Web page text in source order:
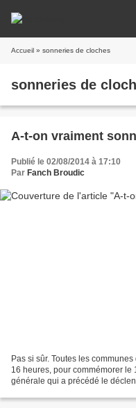
Accueil » sonneries de cloches
sonneries de
A-t-on vraiment
Publié le 02/08/2014 à 17:10
Par Fanch Broudic
Pas si sûr. Toutes les
16 heures, pour commémorer
générale qui a précédé le